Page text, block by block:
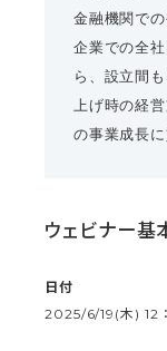
金融機関で
企業での全
ら、設立間
上げ時の経
の事業成長に
ウェビナー基
日付
2025/6/19(木) 12